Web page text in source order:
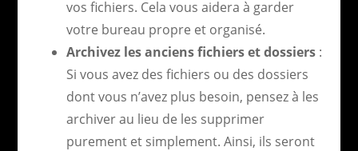
vos fichiers. Cela vous aidera à garder
votre bureau propre et organisé.
Archivez les anciens fichiers et dossiers:
Si vous avez des fichiers ou des dossiers
dont vous n’avez plus besoin, pensez à les
archiver au lieu de les supprimer
purement et simplement. Ainsi, ils seront